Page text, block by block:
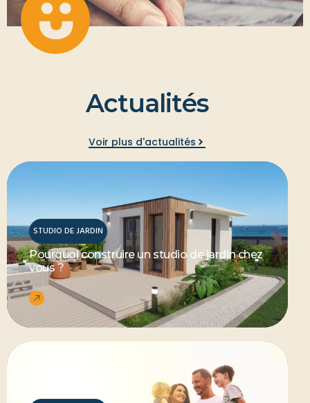
Actualités
Voir plus d'actualités
STUDIO DE JARDIN
Pourquoi construire un studio de jardin chez
vous ?